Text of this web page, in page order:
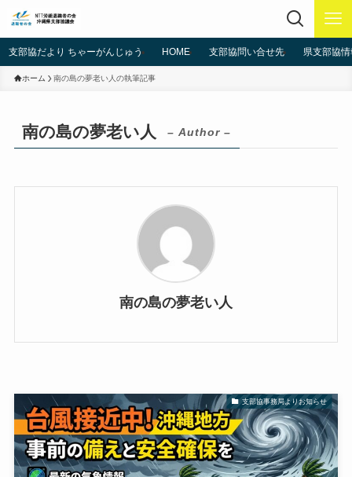
支部協だより ちゃーがんじゅう HOME 支部協問い合せ先 県支部協
ホーム 南の島の夢老い人の執筆記事
南の島の夢老い人 – Author –
南の島の夢老い人
支部協事務局よりお知らせ